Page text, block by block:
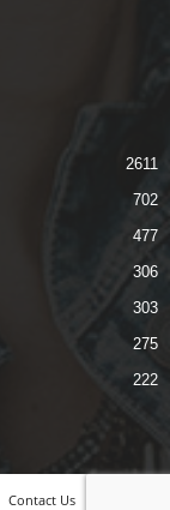
2611
702
477
306
303
275
222
Contact Us